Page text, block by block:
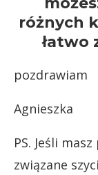
różnych
łatwo
pozdrawiam
Agnieszka
PS. Jeśli
związane